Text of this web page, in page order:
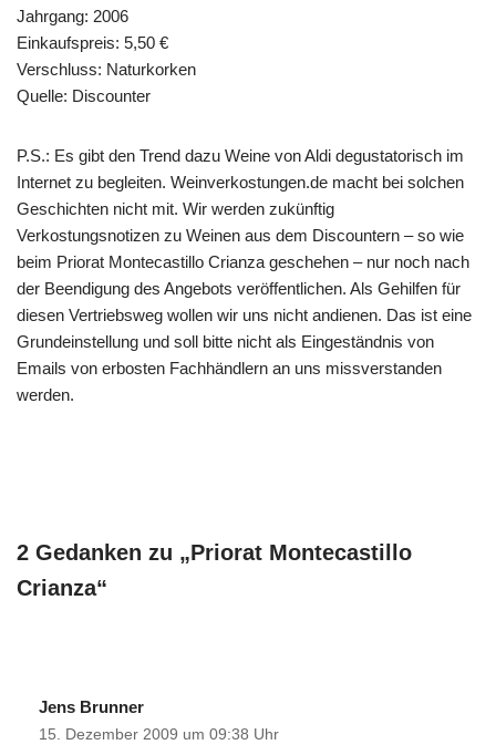
Jahrgang: 2006
Einkaufspreis: 5,50 €
Verschluss: Naturkorken
Quelle: Discounter
P.S.: Es gibt den Trend dazu Weine von Aldi degustatorisch im
Internet zu begleiten. Weinverkostungen.de macht bei solchen
Geschichten nicht mit. Wir werden zukünftig
Verkostungsnotizen zu Weinen aus dem Discountern – so wie
beim Priorat Montecastillo Crianza geschehen – nur noch nach
der Beendigung des Angebots veröffentlichen. Als Gehilfen für
diesen Vertriebsweg wollen wir uns nicht andienen. Das ist eine
Grundeinstellung und soll bitte nicht als Eingeständnis von
Emails von erbosten Fachhändlern an uns missverstanden
werden.
2 Gedanken zu „Priorat Montecastillo
Crianza“
Jens Brunner
15. Dezember 2009 um 09:38 Uhr